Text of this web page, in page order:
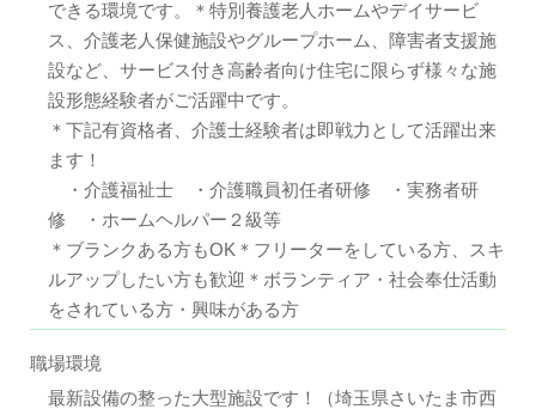
できる環境です。＊特別養護老人ホームやデイサービ
ス、介護老人保健施設やグループホーム、障害者支援施
設など、サービス付き高齢者向け住宅に限らず様々な施
設形態経験者がご活躍中です。
＊下記有資格者、介護士経験者は即戦力として活躍出来
ます！
・介護福祉士 ・介護職員初任者研修 ・実務者研
修 ・ホームヘルパー２級等
＊ブランクある方もOK＊フリーターをしている方、スキ
ルアップしたい方も歓迎＊ボランティア・社会奉仕活動
をされている方・興味がある方
職場環境
最新設備の整った大型施設です！（埼玉県さいたま市西